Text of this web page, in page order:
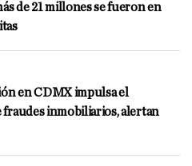
de 21 millones se fueron en
en CDMX impulsa el
fraudes inmobiliarios, alertan